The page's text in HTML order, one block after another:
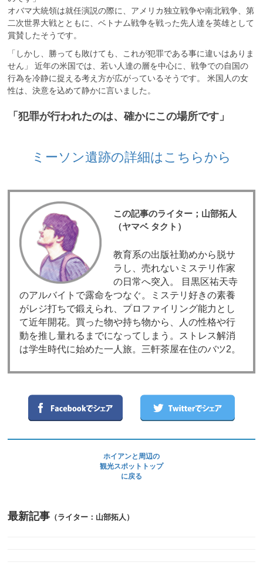
オバマ大統領は就任演説の際に、アメリカ独立戦争や南北戦争、第
二次世界大戦とともに、ベトナム戦争を戦った先人達を英雄として
賞賛したそうです。
「しかし、勝っても敗けても、これが犯罪である事に違いはありま
せん」 近年の米国では、若い人達の層を中心に、戦争での自国の
行為を冷静に捉える考え方が広がっているそうです。 米国人の女
性は、決意を込めて静かに言いました。
「犯罪が行われたのは、確かにこの場所です」
ミーソン遺跡の詳細はこちらから
この記事のライター；山部拓人
（ヤマベ タクト）
教育系の出版社勤めから脱サ
ラし、売れないミステリ作家
の日常へ突入。 目黒区祐天寺
のアルバイトで露命をつなぐ。ミステリ好きの素養
がレジ打ちで鍛えられ、プロファイリング能力とし
て近年開花。買った物や持ち物から、人の性格や行
動を推し量れるまでになってしまう。ストレス解消
は学生時代に始めた一人旅。三軒茶屋在住のバツ2。
ホイアンと周辺の
観光スポットトップ
に戻る
最新記事 （ライター：山部拓人）